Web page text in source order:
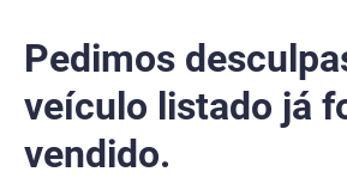
Pedimos
veículo listado já
vendido.